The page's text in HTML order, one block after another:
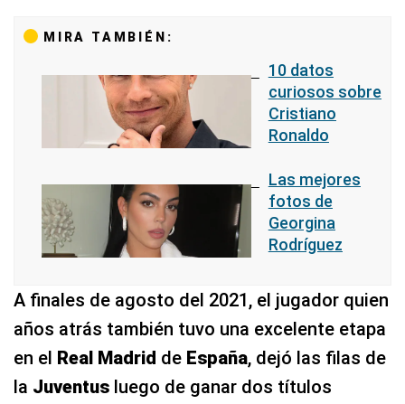
MIRA TAMBIÉN:
10 datos
curiosos sobre
Cristiano
Ronaldo
Las mejores
fotos de
Georgina
Rodríguez
A finales de agosto del 2021, el jugador quien
años atrás también tuvo una excelente etapa
en el Real Madrid de España, dejó las filas de
la Juventus luego de ganar dos títulos